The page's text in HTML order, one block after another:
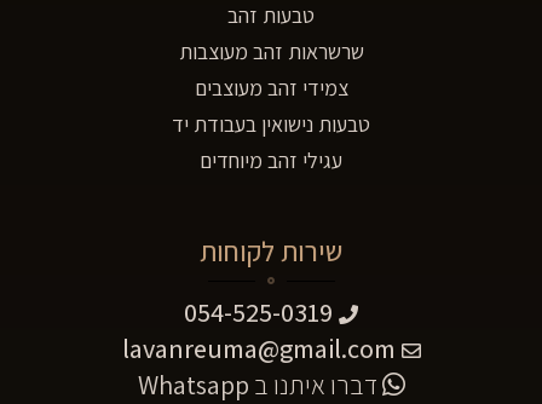
טבעות זהב
שרשראות זהב מעוצבות
צמידי זהב מעוצבים
טבעות נישואין בעבודת יד
עגילי זהב מיוחדים
שירות לקוחות
054-525-0319
lavanreuma@gmail.com
דברו איתנו ב Whatsapp